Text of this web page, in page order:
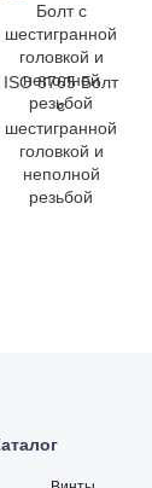
ISO 8765 Болт
с
шестигранной
головкой и
неполной
резьбой